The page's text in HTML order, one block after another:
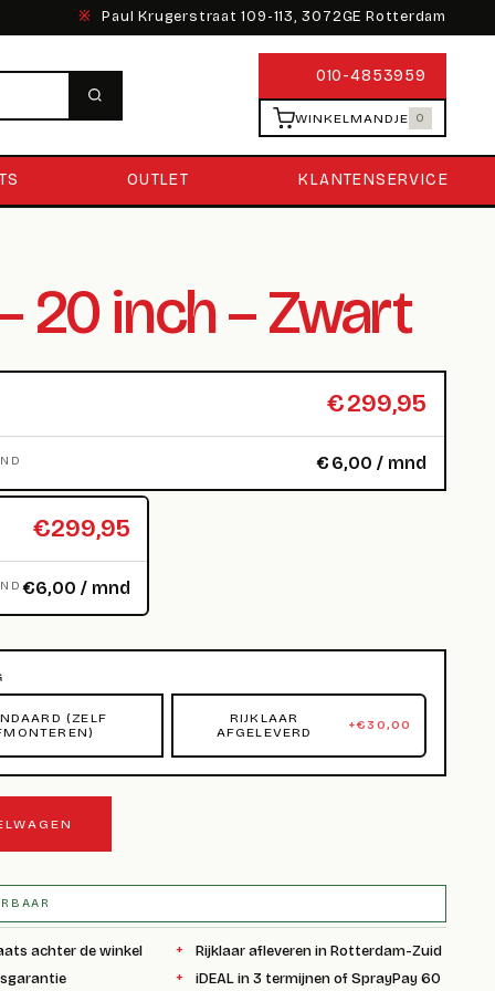
※ Paul Krugerstraat 109-113, 3072GE Rotterdam
010-4853959
WINKELMANDJE 0
OUTLET KLANTENSERVICE
20 inch – Zwart
€299,95
€ 6,00 / mnd
€299,95
€6,00 / mnd
(ZELF
RIJKLAAR
AFGELEVERD
+€30,00
achter de winkel
Rijklaar afleveren in Rotterdam-Zuid
iDEAL in 3 termijnen of SprayPay 60